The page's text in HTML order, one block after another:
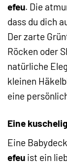
efeu. Die
dass du dich
Der zarte
Röcken oder
natürliche
kleinen
eine
Eine
Eine
efeu ist ein